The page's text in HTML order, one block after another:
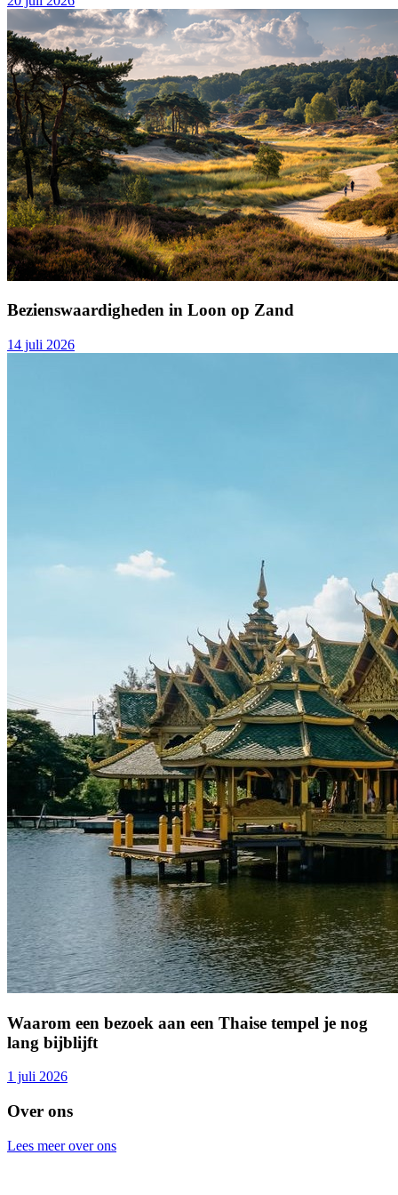
Bezienswaardigheden in Loon op Zand
14 juli 2026
Waarom een bezoek aan een Thaise tempel je nog
lang bijblijft
1 juli 2026
Over ons
Lees meer over ons